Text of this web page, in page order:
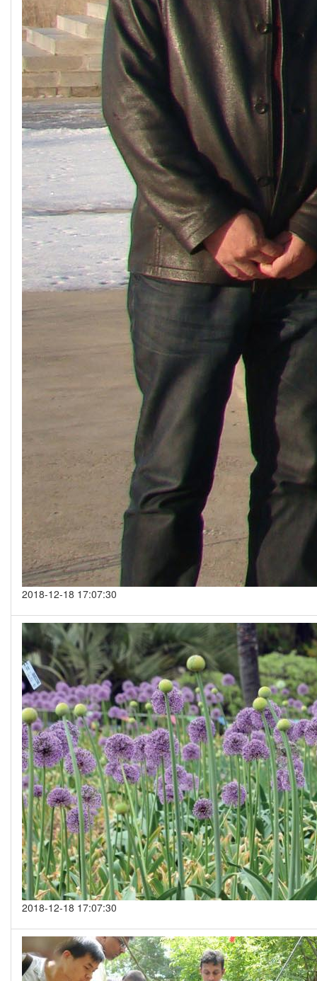
2018-12-18 17:07:30
2018-12-18 17:07:30